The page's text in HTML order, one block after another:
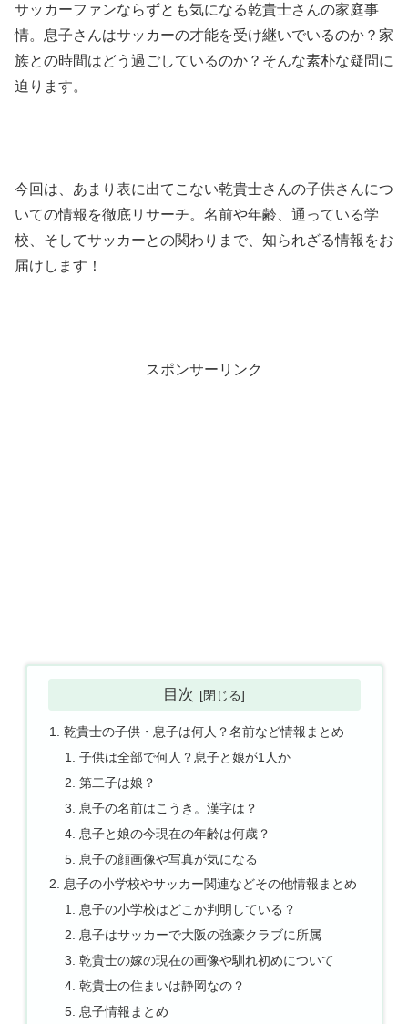
サッカーファンならずとも気になる乾貴士さんの家庭事
情。息子さんはサッカーの才能を受け継いでいるのか？家
族との時間はどう過ごしているのか？そんな素朴な疑問に
迫ります。
今回は、あまり表に出てこない乾貴士さんの子供さんにつ
いての情報を徹底リサーチ。名前や年齢、通っている学
校、そしてサッカーとの関わりまで、知られざる情報をお
届けします！
スポンサーリンク
目次
乾貴士の子供・息子は何人？名前など情報まとめ
子供は全部で何人？息子と娘が1人か
第二子は娘？
息子の名前はこうき。漢字は？
息子と娘の今現在の年齢は何歳？
息子の顔画像や写真が気になる
息子の小学校やサッカー関連などその他情報まとめ
息子の小学校はどこか判明している？
息子はサッカーで大阪の強豪クラブに所属
乾貴士の嫁の現在の画像や馴れ初めについて
乾貴士の住まいは静岡なの？
息子情報まとめ